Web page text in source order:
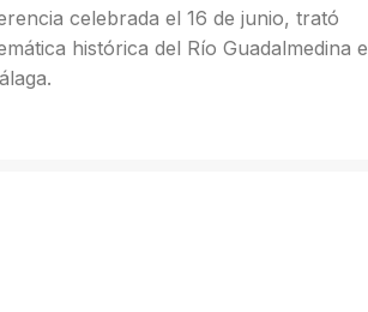
celebrada el 16 de junio, trató
histórica del Río Guadalmedina